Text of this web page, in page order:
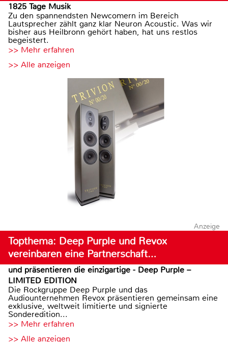
1825 Tage Musik
Zu den spannendsten Newcomern im Bereich
Lautsprecher zählt ganz klar Neuron Acoustic. Was wir
bisher aus Heilbronn gehört haben, hat uns restlos
begeistert.
>> Mehr erfahren
>> Alle anzeigen
Anzeige
Topthema: Deep Purple und Revox
vereinbaren eine Partnerschaft…
und präsentieren die einzigartige - Deep Purple –
LIMITED EDITION
Die Rockgruppe Deep Purple und das
Audiounternehmen Revox präsentieren gemeinsam eine
exklusive, weltweit limitierte und signierte
Sonderedition...
>> Mehr erfahren
>> Alle anzeigen